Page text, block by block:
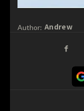
Author: Andrew